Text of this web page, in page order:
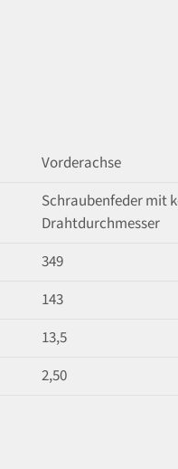
Vorderachse
Schraubenfeder mit
Drahtdurchmesser
349
143
13,5
2,50